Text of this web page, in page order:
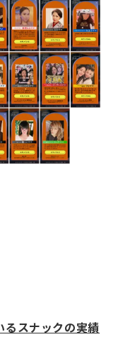
るスナックの実績